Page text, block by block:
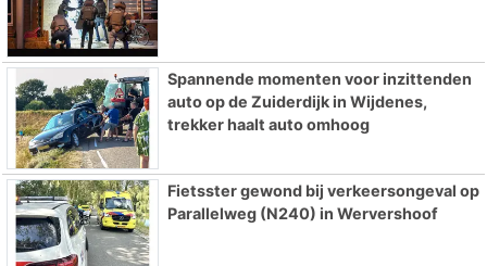
Spannende momenten voor inzittenden
auto op de Zuiderdijk in Wijdenes,
trekker haalt auto omhoog
Fietsster gewond bij verkeersongeval op
Parallelweg (N240) in Wervershoof